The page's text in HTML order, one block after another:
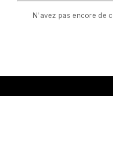
N'avez pas encore de